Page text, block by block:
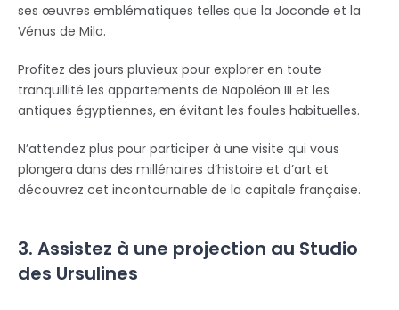
ses œuvres emblématiques telles que la Joconde et la
Vénus de Milo.
Profitez des jours pluvieux pour explorer en toute
tranquillité les appartements de Napoléon III et les
antiques égyptiennes, en évitant les foules habituelles.
N’attendez plus pour participer à une visite qui vous
plongera dans des millénaires d’histoire et d’art et
découvrez cet incontournable de la capitale française.
3. Assistez à une projection au Studio
des Ursulines